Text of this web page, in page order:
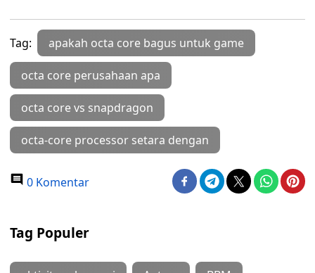
Tag: apakah octa core bagus untuk game
octa core perusahaan apa
octa core vs snapdragon
octa-core processor setara dengan
0 Komentar
Tag Populer